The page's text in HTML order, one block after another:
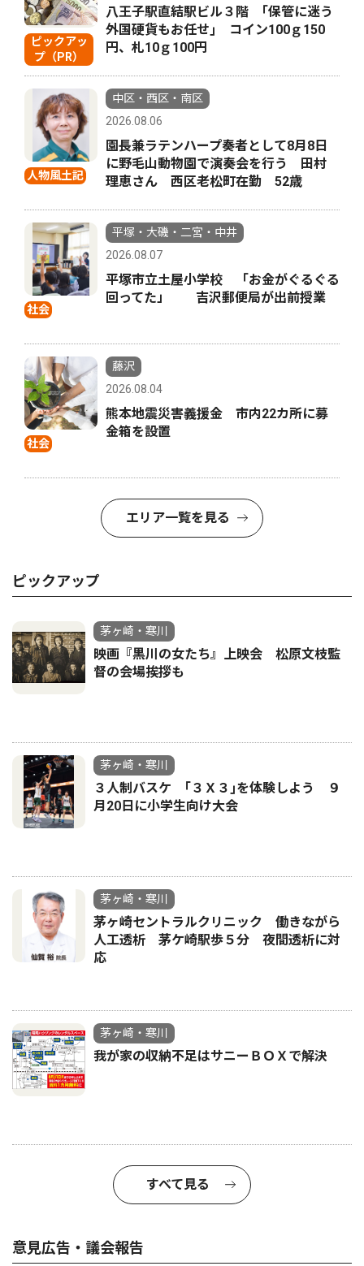
ピックアッ
プ（PR）
八王子駅直結駅ビル３階 ｢保管に迷う
外国硬貨もお任せ｣ コイン100ｇ150
円、札10ｇ100円
人物風土記
中区・西区・南区
2026.08.06
園長兼ラテンハープ奏者として8月8日
に野毛山動物園で演奏会を行う 田村
理恵さん 西区老松町在勤 52歳
社会
平塚・大磯・二宮・中井
2026.08.07
平塚市立土屋小学校 「お金がぐるぐる
回ってた」 吉沢郵便局が出前授業
社会
藤沢
2026.08.04
熊本地震災害義援金 市内22カ所に募
金箱を設置
エリア一覧を見る
ピックアップ
茅ヶ崎・寒川
映画『黒川の女たち』上映会 松原文枝監
督の会場挨拶も
茅ヶ崎・寒川
３人制バスケ ｢３Ｘ３｣を体験しよう ９
月20日に小学生向け大会
茅ヶ崎・寒川
茅ヶ崎セントラルクリニック 働きながら
人工透析 茅ケ崎駅歩５分 夜間透析に対
応
茅ヶ崎・寒川
我が家の収納不足はサニーＢＯＸで解決
すべて見る
意見広告・議会報告